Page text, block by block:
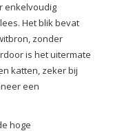
enkelvoudig
Het blik bevat
zonder
is het uitermate
katten, zeker bij
een
hoge